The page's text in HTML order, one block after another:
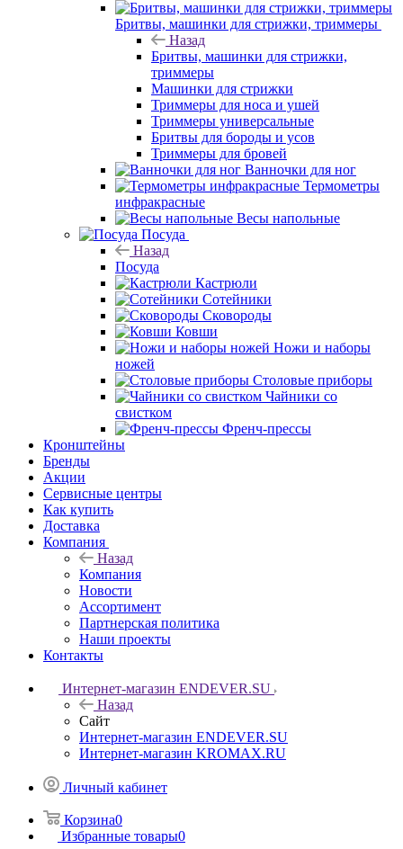
Бритвы, машинки для стрижки, триммеры
Назад
Бритвы, машинки для стрижки,
триммеры
Машинки для стрижки
Триммеры для носа и ушей
Триммеры универсальные
Бритвы для бороды и усов
Триммеры для бровей
Ванночки для ног
Термометры
инфракрасные
Весы напольные
Посуда
Назад
Посуда
Кастрюли
Сотейники
Сковороды
Ковши
Ножи и наборы
ножей
Столовые приборы
Чайники со
свистком
Френч-прессы
Кронштейны
Бренды
Акции
Сервисные центры
Как купить
Доставка
Компания
Назад
Компания
Новости
Ассортимент
Партнерская политика
Наши проекты
Контакты
Интернет-магазин ENDEVER.SU
Назад
Сайт
Интернет-магазин ENDEVER.SU
Интернет-магазин KROMAX.RU
Личный кабинет
Корзина0
Избранные товары0